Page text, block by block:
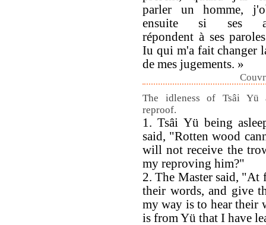
parler un homme,
ensuite si ses
répondent à ses
Iu qui m'a fait changer
de mes jugements. »
The idleness of Tsâi Yü
reproof.
1. Tsâi Yü being
said, "Rotten wood
will not receive the
my reproving him?"
2. The Master said, "At
their words, and give
my way is to hear their
is from Yü that I have